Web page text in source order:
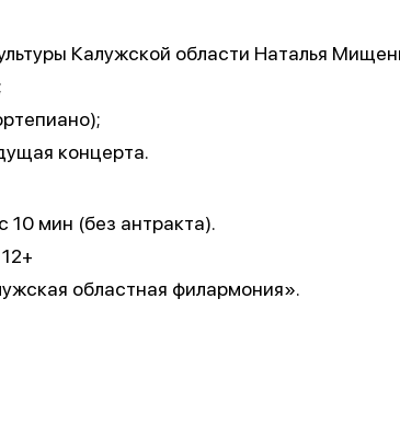
Калужской области Наталья
концерта.
10 мин (без антракта).
12+
областная филармония».